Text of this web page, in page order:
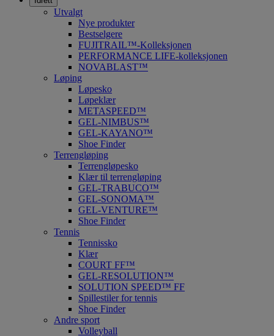
Utvalgt
Nye produkter
Bestselgere
FUJITRAIL™-Kolleksjonen
PERFORMANCE LIFE-kolleksjonen
NOVABLAST™
Løping
Løpesko
Løpeklær
METASPEED™
GEL-NIMBUS™
GEL-KAYANO™
Shoe Finder
Terrengløping
Terrengløpesko
Klær til terrengløping
GEL-TRABUCO™
GEL-SONOMA™
GEL-VENTURE™
Shoe Finder
Tennis
Tennissko
Klær
COURT FF™
GEL-RESOLUTION™
SOLUTION SPEED™ FF
Spillestiler for tennis
Shoe Finder
Andre sport
Volleyball